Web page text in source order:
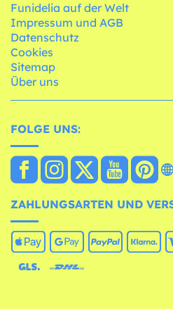
Funidelia auf der Welt
Impressum und AGB
Datenschutz
Cookies
Sitemap
Über uns
FOLGE UNS:
ZAHLUNGSARTEN UND